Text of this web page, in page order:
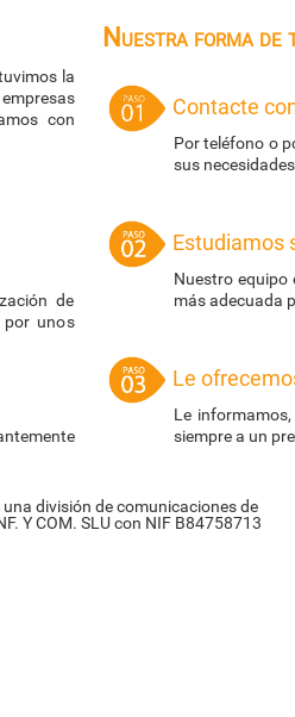
la
con
de
por unos
Nuestra forma de
Contacte
Por teléfono o
sus
Estudiamos
Nuestro equipo
más adecuada
Le
Le
siempre a un
una división de comunicaciones de
Y COM. SLU con NIF B84758713